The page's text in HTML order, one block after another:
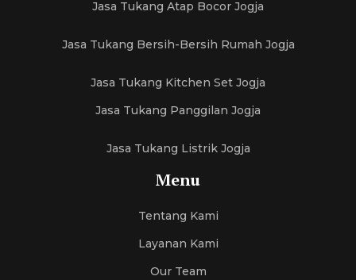
Jasa Tukang Atap Bocor Jogja
Jasa Tukang Bersih-Bersih Rumah Jogja
Jasa Tukang Kitchen Set Jogja
Jasa Tukang Panggilan Jogja
Jasa Tukang Listrik Jogja
Menu
Tentang Kami
Layanan Kami
Our Team